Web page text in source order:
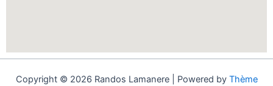
Copyright © 2026 Randos Lamanere | Powered by Thème